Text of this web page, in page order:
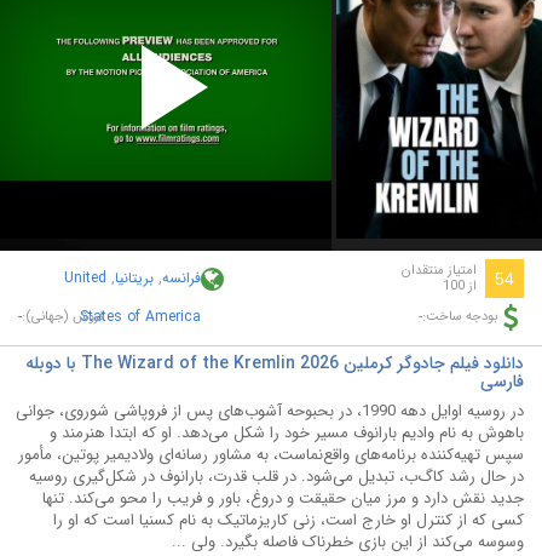
Play
Video
54 امتیاز منتقدان
از 100 فرانسه, بریتانیا,
United
States of America
بودجه ساخت:- فروش (جهانی):-
دانلود فیلم جادوگر کرملین The Wizard of the Kremlin 2026 با دوبله
فارسی
در روسیه اوایل دهه 1990، در بحبوحه آشوب‌های پس از فروپاشی شوروی، جوانی
باهوش به نام وادیم بارانوف مسیر خود را شکل می‌دهد. او که ابتدا هنرمند و
سپس تهیه‌کننده برنامه‌های واقع‌نماست، به مشاور رسانه‌ای ولادیمیر پوتین، مأمور
در حال رشد کاگ‌ب، تبدیل می‌شود. در قلب قدرت، بارانوف در شکل‌گیری روسیه
جدید نقش دارد و مرز میان حقیقت و دروغ، باور و فریب را محو می‌کند. تنها
کسی که از کنترل او خارج است، زنی کاریزماتیک به نام کسنیا است که او را
وسوسه می‌کند از این بازی خطرناک فاصله بگیرد. ولی ...